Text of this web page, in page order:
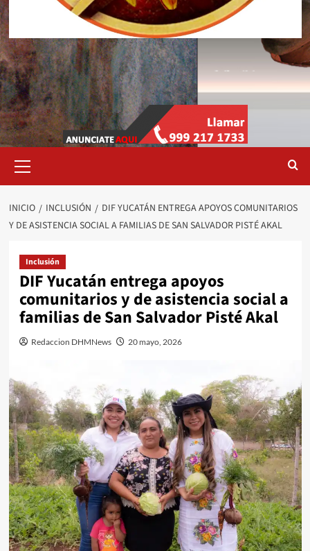
primario
INICIO INCLUSIÓN
DIF YUCATÁN ENTREGA APOYOS COMUNITARIOS
Y DE ASISTENCIA SOCIAL A FAMILIAS DE SAN SALVADOR PISTÉ AKAL
Inclusión
DIF Yucatán entrega apoyos
comunitarios y de asistencia social a
familias de San Salvador Pisté Akal
Redaccion DHMNews 20 mayo, 2026